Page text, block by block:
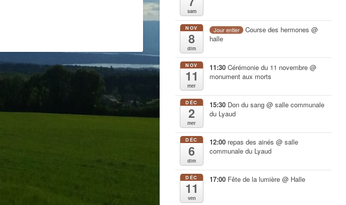
sam
NOV
8
dim
Jour entier Course des hermones@
halle
NOV
11
mer
11:30 Cérémonie du 11 novembre @
monument aux morts
DÉC
2
mer
15:30 Don du sang @ salle communale
du Lyaud
DÉC
6
dim
12:00 repas des ainés @ salle
communale du Lyaud
DÉC
11
ven
17:00 Fête de la lumière @ Halle